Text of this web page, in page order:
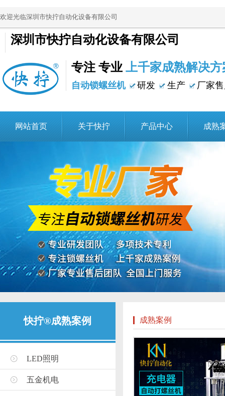
欢迎光临深圳市快拧自动化设备有限公司
深圳市快拧自动化设备有限公司
专注 专业 上千家成熟解决方
自动锁螺丝机 研发 生产 厂家
网站首页 关于快拧 产品中心 成熟
快拧®成熟案例
LED照明
五金机电
成熟案例